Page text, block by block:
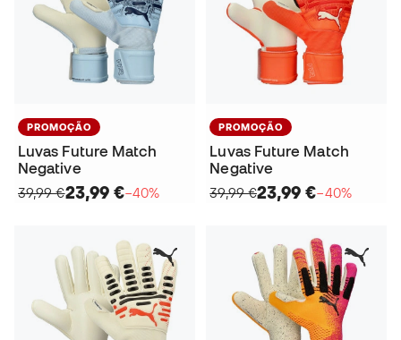
PROMOÇÃO
Luvas Future Match
Negative
39,99 €23,99 €−40%
PROMOÇÃO
Luvas Future Match
Negative
39,99 €23,99 €−40%